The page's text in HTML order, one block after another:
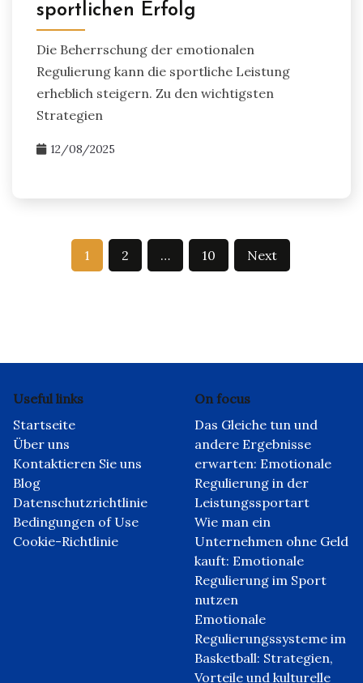
sportlichen Erfolg
Die Beherrschung der emotionalen
Regulierung kann die sportliche Leistung
erheblich steigern. Zu den wichtigsten
Strategien
12/08/2025
1 2 … 10 Next
Useful links
Startseite
Über uns
Kontaktieren Sie uns
Blog
Datenschutzrichtlinie
Bedingungen of Use
Cookie-Richtlinie
On focus
Das Gleiche tun und
andere Ergebnisse
erwarten: Emotionale
Regulierung in der
Leistungssportart
Wie man ein
Unternehmen ohne Geld
kauft: Emotionale
Regulierung im Sport
nutzen
Emotionale
Regulierungssysteme im
Basketball: Strategien,
Vorteile und kulturelle